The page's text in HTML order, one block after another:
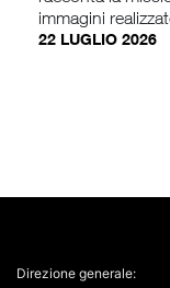
immagini
22 LUGLIO 2026
Direzione generale: